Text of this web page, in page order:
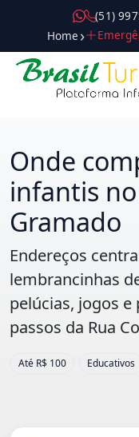
( 5 1 ) 9 9 7
Home
Onde
infantis
Gramado
Endereços
lembrancinhas
pelúcias, jogos
passos da Rua
Até R$ 100 Educativos